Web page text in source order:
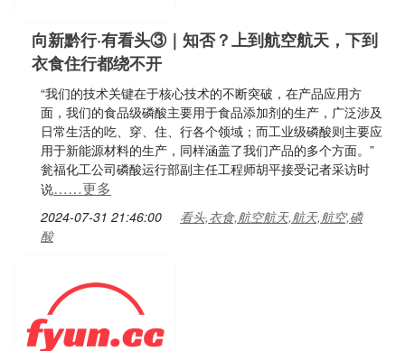
向新黔行·有看头③｜知否？上到航空航天，下到
衣食住行都绕不开
“我们的技术关键在于核心技术的不断突破，在产品应用方
面，我们的食品级磷酸主要用于食品添加剂的生产，广泛涉及
日常生活的吃、穿、住、行各个领域；而工业级磷酸则主要应
用于新能源材料的生产，同样涵盖了我们产品的多个方面。”
瓮福化工公司磷酸运行部副主任工程师胡平接受记者采访时
说……更多
2024-07-31 21:46:00
看头,衣食,航空航天,航天,航空,磷
酸